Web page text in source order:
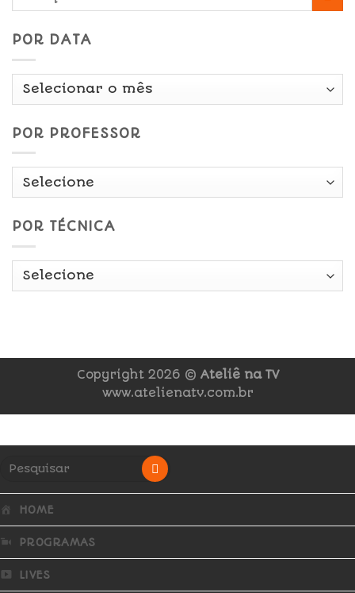
POR DATA
Por
POR PROFESSOR
POR TÉCNICA
Copyright 2026 © Ateliê na TV
www.atelienatv.com.br
HOME
PROGRAMAS
LIVES